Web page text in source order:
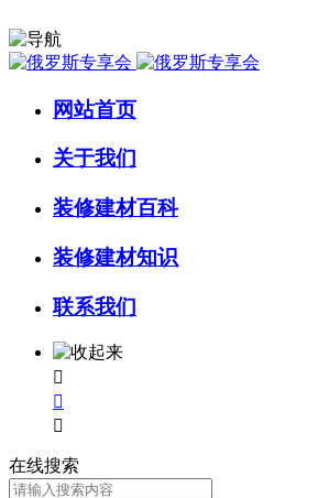
网站首页
关于我们
装修建材百科
装修建材知识
联系我们



在线搜索